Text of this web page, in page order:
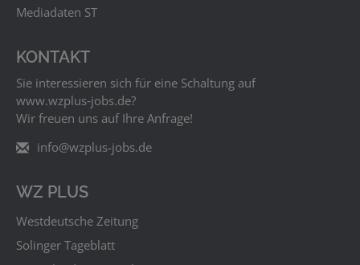
Mediadaten ST
KONTAKT
Sie interessieren sich für eine Schaltung auf
www.wzplus‑jobs.de?
Wir freuen uns auf Ihre Anfrage!
info@wzplus-jobs.de
WZ PLUS
Westdeutsche Zeitung
Solinger Tageblatt